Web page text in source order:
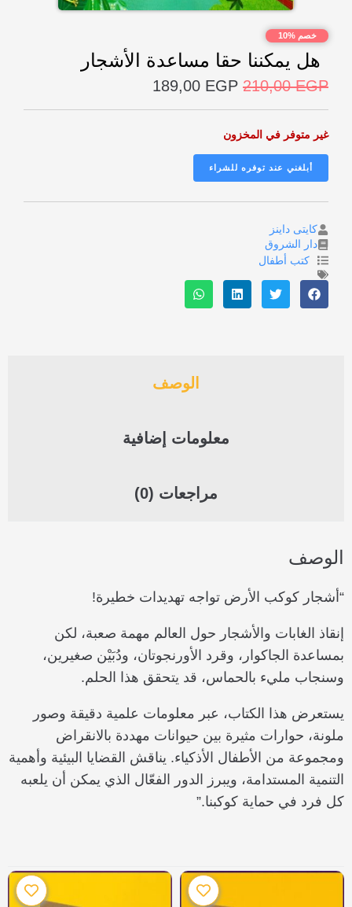
خصم %10
هل يمكننا حقا مساعدة الأشجار
210,00EGP
189,00 EGP
غير متوفر في المخزون
كايتى داينز
دار الشروق
كتب أطفال
الوصف
معلومات إضافية
مراجعات (0)
الوصف
“أشجار كوكب الأرض تواجه تهديدات خطيرة!
إنقاذ الغابات والأشجار حول العالم مهمة صعبة، لكن
بمساعدة الجاكوار، وقرد الأورنجوتان، ودُبَيْن صغيرين،
وسنجاب مليء بالحماس، قد يتحقق هذا الحلم.
يستعرض هذا الكتاب، عبر معلومات علمية دقيقة وصور
ملونة، حوارات مثيرة بين حيوانات مهددة بالانقراض
ومجموعة من الأطفال الأذكياء. يناقش القضايا البيئية وأهمية
التنمية المستدامة، ويبرز الدور الفعّال الذي يمكن أن يلعبه
كل فرد في حماية كوكبنا.”